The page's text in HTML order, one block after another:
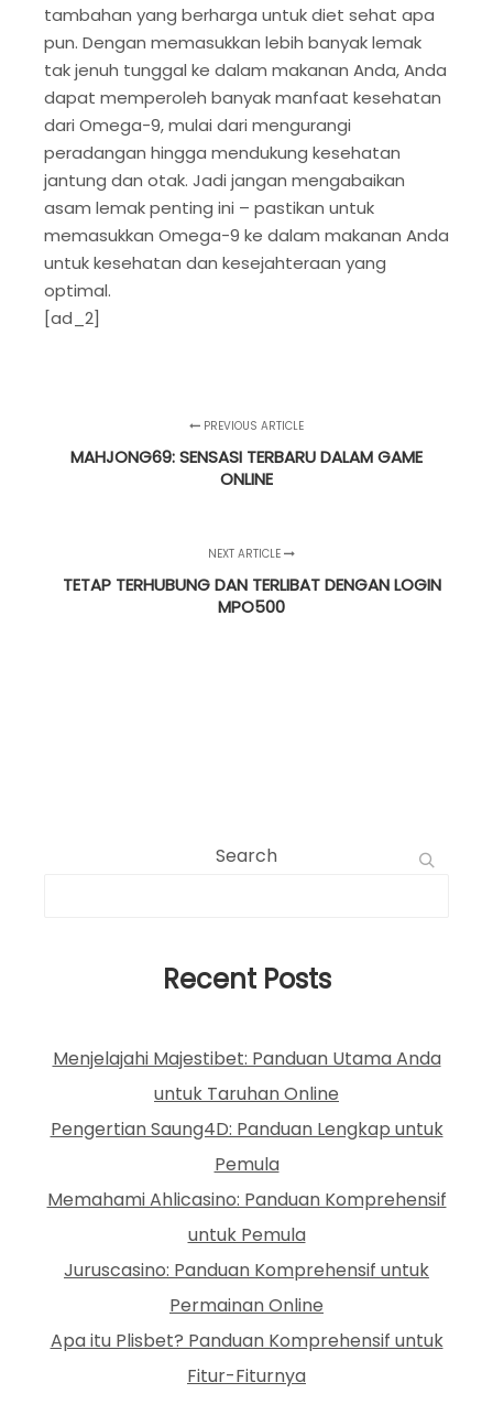
tambahan yang berharga untuk diet sehat apa
pun. Dengan memasukkan lebih banyak lemak
tak jenuh tunggal ke dalam makanan Anda, Anda
dapat memperoleh banyak manfaat kesehatan
dari Omega-9, mulai dari mengurangi
peradangan hingga mendukung kesehatan
jantung dan otak. Jadi jangan mengabaikan
asam lemak penting ini – pastikan untuk
memasukkan Omega-9 ke dalam makanan Anda
untuk kesehatan dan kesejahteraan yang
optimal.
[ad_2]
PREVIOUS ARTICLE
MAHJONG69: SENSASI TERBARU DALAM GAME
ONLINE
NEXT ARTICLE
TETAP TERHUBUNG DAN TERLIBAT DENGAN LOGIN
MPO500
Search
Recent Posts
Menjelajahi Majestibet: Panduan Utama Anda
untuk Taruhan Online
Pengertian Saung4D: Panduan Lengkap untuk
Pemula
Memahami Ahlicasino: Panduan Komprehensif
untuk Pemula
Juruscasino: Panduan Komprehensif untuk
Permainan Online
Apa itu Plisbet? Panduan Komprehensif untuk
Fitur-Fiturnya